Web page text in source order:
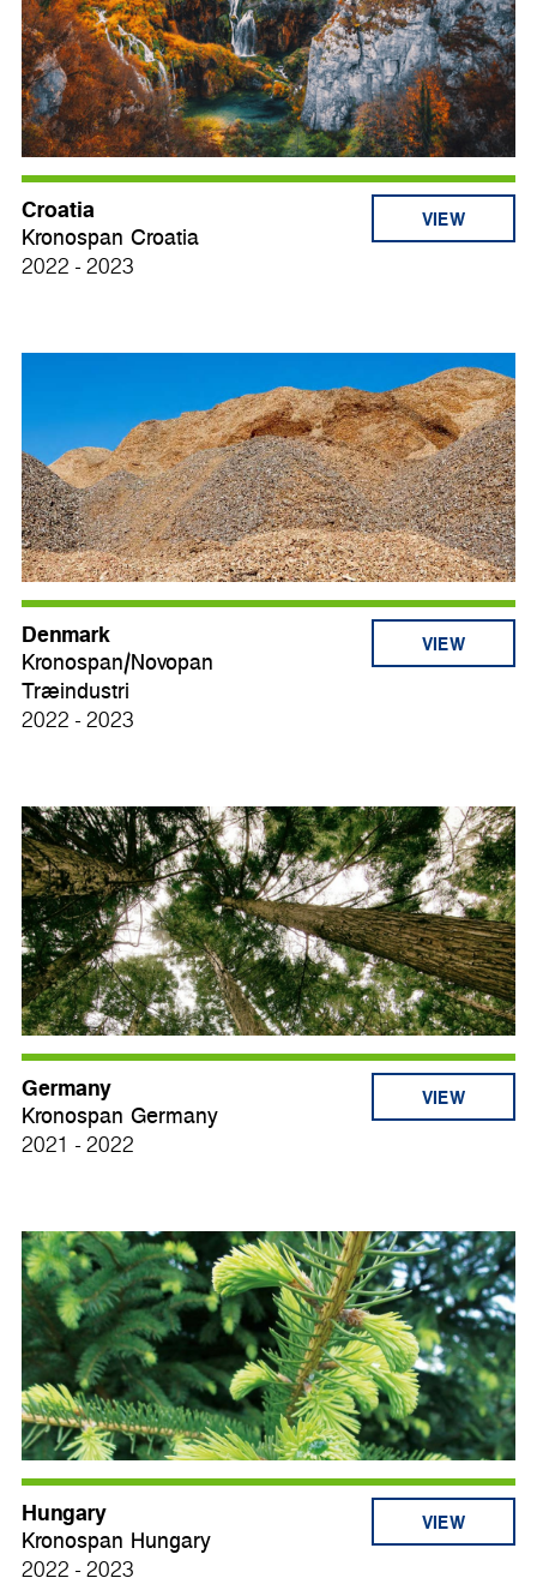
Croatia
Kronospan Croatia
2022 - 2023
VIEW
Denmark
Kronospan/Novopan
Træindustri
2022 - 2023
VIEW
Germany
Kronospan Germany
2021 - 2022
VIEW
Hungary
Kronospan Hungary
2022 - 2023
VIEW